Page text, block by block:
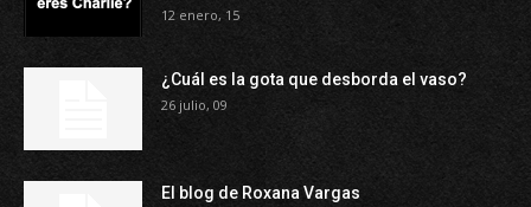
12 enero, 15
¿Cuál es la gota que desborda el vaso?
26 julio, 09
El blog de Roxana Vargas